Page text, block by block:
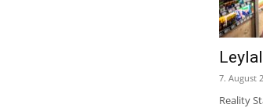
7. August
Reality